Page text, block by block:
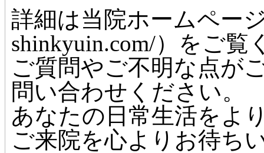
詳細は当院ホームペー
shinkyuin.com/）をご覧
ご質問やご不明な点が
問い合わせください。
あなたの日常生活をよ
ご来院を心よりお待ち